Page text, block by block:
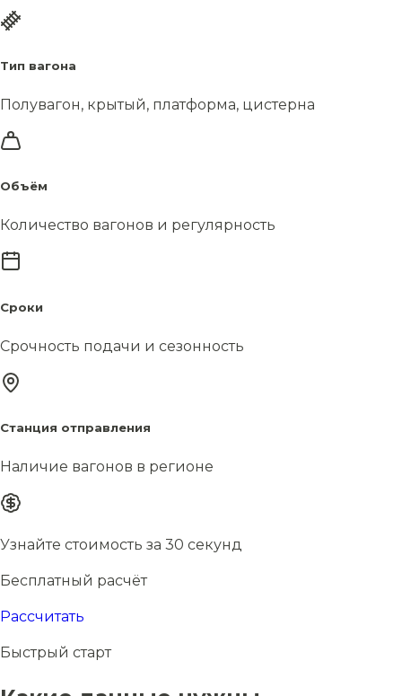
Тип вагона
Полувагон, крытый, платформа, цистерна
Объём
Количество вагонов и регулярность
Сроки
Срочность подачи и сезонность
Станция отправления
Наличие вагонов в регионе
Узнайте стоимость за 30 секунд
Бесплатный расчёт
Рассчитать
Быстрый старт